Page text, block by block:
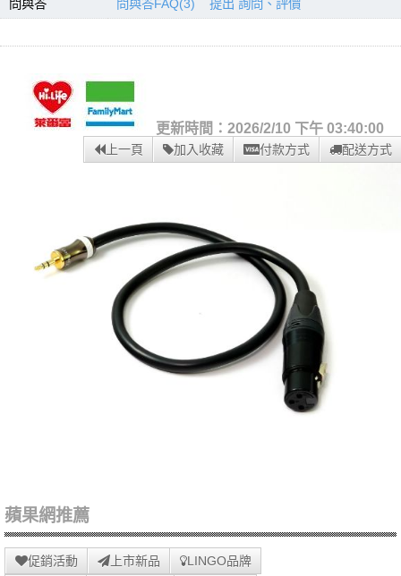
問與答 問與答FAQ(3) 提出 詢問、評價
更新時間：2026/2/10 下午 03:40:00
上一頁 加入收藏 付款方式 配送方式
蘋果網推薦
促銷活動 上市新品 LINGO品牌